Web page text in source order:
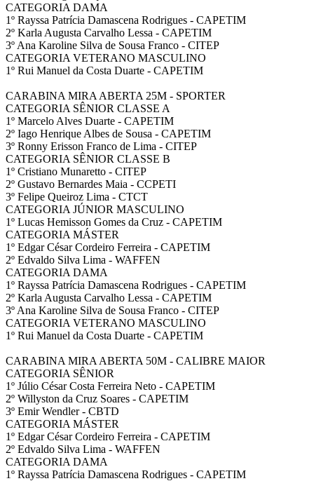
CATEGORIA DAMA
1º Rayssa Patrícia Damascena Rodrigues - CAPETIM
2º Karla Augusta Carvalho Lessa - CAPETIM
3º Ana Karoline Silva de Sousa Franco - CITEP
CATEGORIA VETERANO MASCULINO
1º Rui Manuel da Costa Duarte - CAPETIM
CARABINA MIRA ABERTA 25M - SPORTER
CATEGORIA SÊNIOR CLASSE A
1º Marcelo Alves Duarte - CAPETIM
2º Iago Henrique Albes de Sousa - CAPETIM
3º Ronny Erisson Franco de Lima - CITEP
CATEGORIA SÊNIOR CLASSE B
1º Cristiano Munaretto - CITEP
2º Gustavo Bernardes Maia - CCPETI
3º Felipe Queiroz Lima - CTCT
CATEGORIA JÚNIOR MASCULINO
1º Lucas Hemisson Gomes da Cruz - CAPETIM
CATEGORIA MÁSTER
1º Edgar César Cordeiro Ferreira - CAPETIM
2º Edvaldo Silva Lima - WAFFEN
CATEGORIA DAMA
1º Rayssa Patrícia Damascena Rodrigues - CAPETIM
2º Karla Augusta Carvalho Lessa - CAPETIM
3º Ana Karoline Silva de Sousa Franco - CITEP
CATEGORIA VETERANO MASCULINO
1º Rui Manuel da Costa Duarte - CAPETIM
CARABINA MIRA ABERTA 50M - CALIBRE MAIOR
CATEGORIA SÊNIOR
1º Júlio César Costa Ferreira Neto - CAPETIM
2º Willyston da Cruz Soares - CAPETIM
3º Emir Wendler - CBTD
CATEGORIA MÁSTER
1º Edgar César Cordeiro Ferreira - CAPETIM
2º Edvaldo Silva Lima - WAFFEN
CATEGORIA DAMA
1º Rayssa Patrícia Damascena Rodrigues - CAPETIM